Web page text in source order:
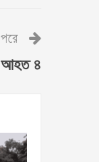
পরে
আহত ৪